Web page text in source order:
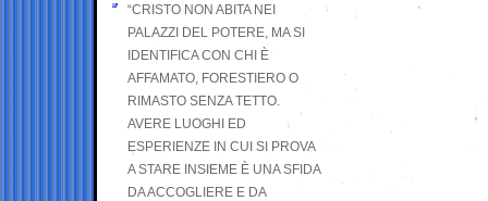
“CRISTO NON ABITA NEI
PALAZZI DEL POTERE, MA SI
IDENTIFICA CON CHI È
AFFAMATO, FORESTIERO O
RIMASTO SENZA TETTO.
AVERE LUOGHI ED
ESPERIENZE IN CUI SI PROVA
A STARE INSIEME È UNA SFIDA
DA ACCOGLIERE E DA